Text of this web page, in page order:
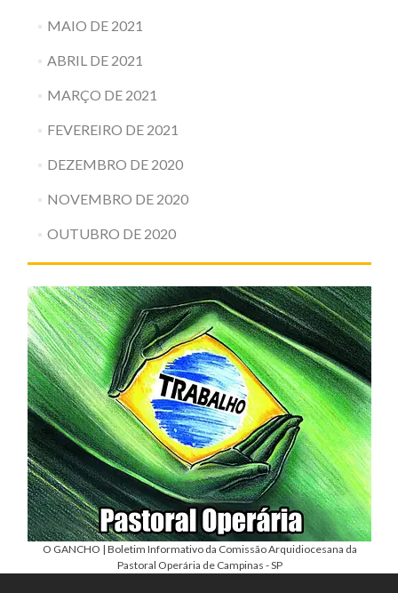
MAIO DE 2021
ABRIL DE 2021
MARÇO DE 2021
FEVEREIRO DE 2021
DEZEMBRO DE 2020
NOVEMBRO DE 2020
OUTUBRO DE 2020
O GANCHO | Boletim Informativo da Comissão Arquidiocesana da
Pastoral Operária de Campinas - SP